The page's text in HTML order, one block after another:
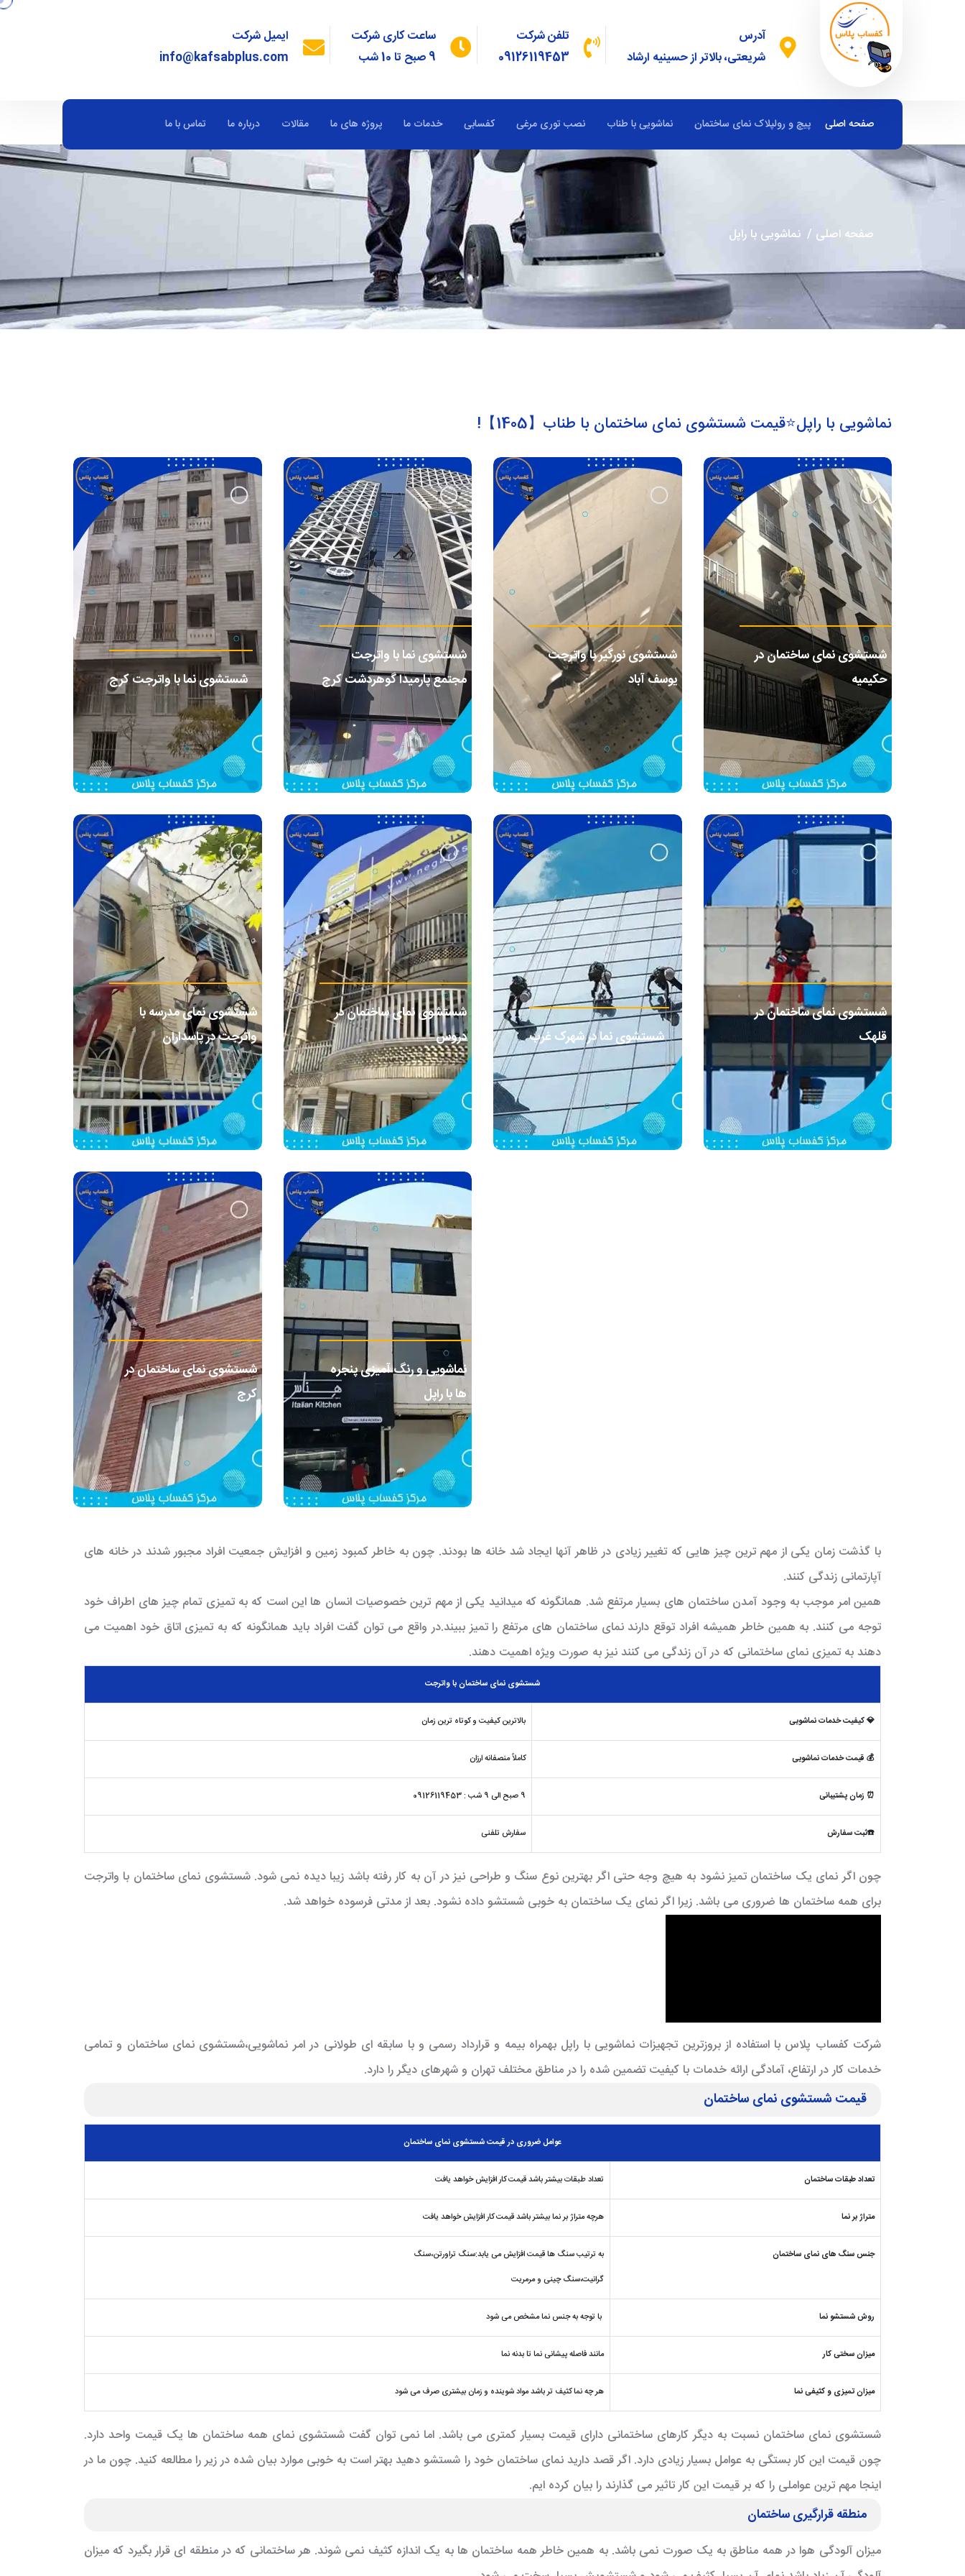
ایمیل شرکت
info@kafsabplus.com
ساعت کاری شرکت
9 صبح تا 10 شب
تلفن شرکت
09126119453
آدرس
شریعتی، بالاتر از حسینیه ارشاد
صفحه اصلی پیچ و رولپلاک نمای ساختمان نماشویی با طناب نصب توری مرغی کفسابی خدمات ما پروژه های ما مقالات درباره ما تماس با ما
صفحه اصلی / نماشویی با راپل
نماشویی با راپل⭐️قیمت شستشوی نمای ساختمان با طناب【1405】!
شستشوی نما با واترجت کرج
شستشوی نما با واترجت
مجتمع پارمیدا گوهردشت کرج
شستشوی نورگیر با واترجت
یوسف آباد
شستشوی نمای ساختمان در
حکیمیه
شستشوی نمای مدرسه با
واترجت در پاسداران
شستشوی نمای ساختمان در
دروس
شستشوی نما در شهرک غرب
شستشوی نمای ساختمان در
قلهک
شستشوی نمای ساختمان در
کرج
نماشویی و رنگ آمیزی پنجره
ها با راپل
با گذشت زمان یکی از مهم ترین چیز هایی که تغییر زیادی در ظاهر آنها ایجاد شد خانه ها بودند. چون به خاطر کمبود زمین و افزایش جمعیت افراد مجبور شدند در خانه های
آپارتمانی زندگی کنند.
همین امر موجب به وجود آمدن ساختمان های بسیار مرتفع شد. همانگونه که میدانید یکی از مهم ترین خصوصیات انسان ها این است که به تمیزی تمام چیز های اطراف خود
توجه می کنند. به همین خاطر همیشه افراد توقع دارند نمای ساختمان های مرتفع را تمیز ببیند.در واقع می توان گفت افراد باید همانگونه که به تمیزی اتاق خود اهمیت می
دهند به تمیزی نمای ساختمانی که در آن زندگی می کنند نیز به صورت ویژه اهمیت دهند.
شستشوی نمای ساختمان با واترجت
💎 کیفیت خدمات نماشویی بالاترین کیفیت و کوتاه ترین زمان
💰 قیمت خدمات نماشویی کاملاًمنصفانه ارزان
⏰ زمان پشتیبانی 9 صبح الی 9 شب : 09126119453
☎️ثبت سفارش سفارش تلفنی
چون اگر نمای یک ساختمان تمیز نشود به هیچ وجه حتی اگر بهترین نوع سنگ و طراحی نیز در آن به کار رفته باشد زیبا دیده نمی شود. شستشوی نمای ساختمان با واترجت
برای همه ساختمان ها ضروری می باشد. زیرا اگر نمای یک ساختمان به خوبی شستشو داده نشود. بعد از مدتی فرسوده خواهد شد.
شرکت کفساب پلاس با استفاده از بروزترین تجهیزات نماشویی با راپل بهمراه بیمه و قرارداد رسمی و با سابقه ای طولانی در امر نماشویی،شستشوی نمای ساختمان و تمامی
خدمات کار در ارتفاع، آمادگی ارائه خدمات با کیفیت تضمین شده را در مناطق مختلف تهران و شهرهای دیگر را دارد.
قیمت شستشوی نمای ساختمان
عوامل ضروری در قیمت شستشوی نمای ساختمان
تعداد طبقات ساختمان تعداد طبقات بیشتر باشد قیمت کار افزایش خواهد یافت
متراژ بر نما هرچه متراژ بر نما بیشتر باشد قیمت کار افزایش خواهد یافت
جنس سنگ های نمای ساختمان
به ترتیب سنگ ها قیمت افزایش می یابد:سنگ تراورتن،سنگ
گرانیت،سنگ چینی و مرمریت
روش شستشو نما با توجه به جنس نما مشخص می شود
میزان سختی کار مانند فاصله پیشانی نما تا بدنه نما
میزان تمیزی و کثیفی نما هر چه نما کثیف تر باشد مواد شوینده و زمان بیشتری صرف می شود
شستشوی نمای ساختمان نسبت به دیگر کارهای ساختمانی دارای قیمت بسیار کمتری می باشد. اما نمی توان گفت شستشوی نمای همه ساختمان ها یک قیمت واحد دارد.
چون قیمت این کار بستگی به عوامل بسیار زیادی دارد. اگر قصد دارید نمای ساختمان خود را شستشو دهید بهتر است به خوبی موارد بیان شده در زیر را مطالعه کنید. چون ما در
اینجا مهم ترین عواملی را که بر قیمت این کار تاثیر می گذارند را بیان کرده ایم.
منطقه قرارگیری ساختمان
میزان آلودگی هوا در همه مناطق به یک صورت نمی باشد. به همین خاطر همه ساختمان ها به یک اندازه کثیف نمی شوند. هر ساختمانی که در منطقه ای قرار بگیرد که میزان